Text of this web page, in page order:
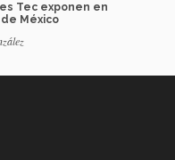
Tec exponen en
México